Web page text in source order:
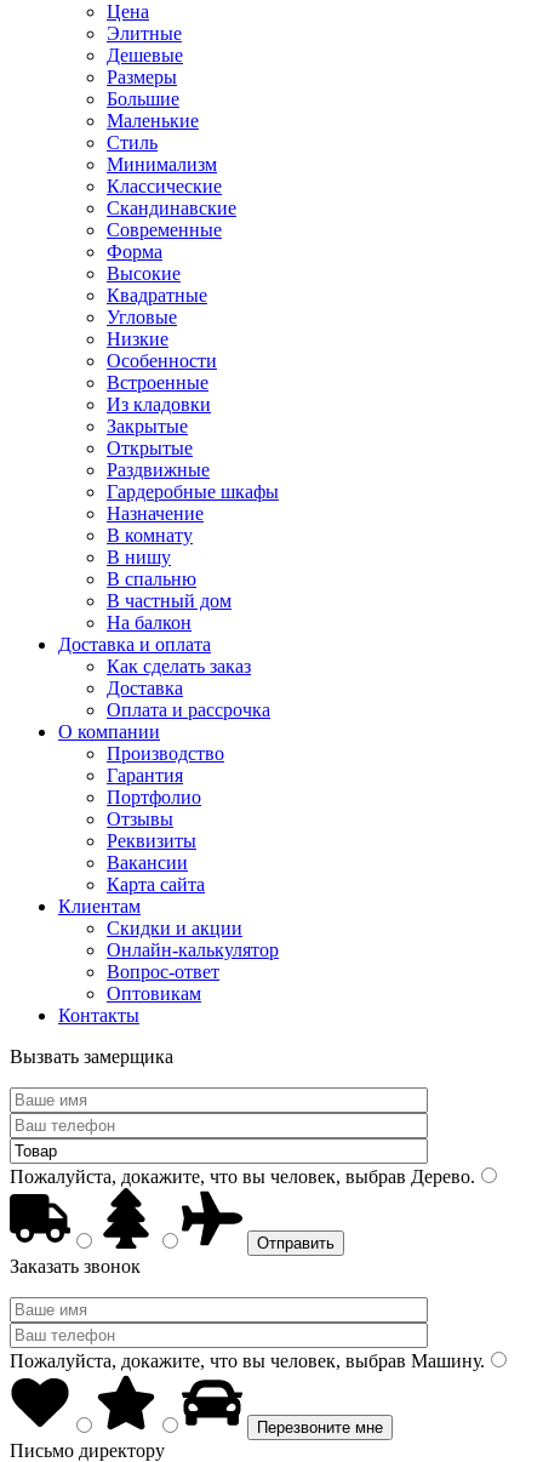
Цена
Элитные
Дешевые
Размеры
Большие
Маленькие
Стиль
Минимализм
Классические
Скандинавские
Современные
Форма
Высокие
Квадратные
Угловые
Низкие
Особенности
Встроенные
Из кладовки
Закрытые
Открытые
Раздвижные
Гардеробные шкафы
Назначение
В комнату
В нишу
В спальню
В частный дом
На балкон
Доставка и оплата
Как сделать заказ
Доставка
Оплата и рассрочка
О компании
Производство
Гарантия
Портфолио
Отзывы
Реквизиты
Вакансии
Карта сайта
Клиентам
Скидки и акции
Онлайн-калькулятор
Вопрос-ответ
Оптовикам
Контакты
Вызвать замерщика
Пожалуйста, докажите, что вы человек, выбрав Дерево.
Заказать звонок
Пожалуйста, докажите, что вы человек, выбрав Машину.
Письмо директору